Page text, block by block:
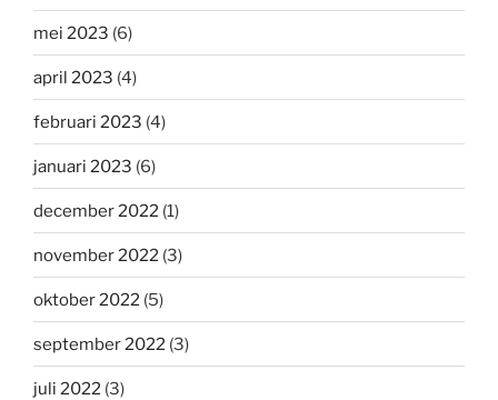
mei 2023 (6)
april 2023 (4)
februari 2023 (4)
januari 2023 (6)
december 2022 (1)
november 2022 (3)
oktober 2022 (5)
september 2022 (3)
juli 2022 (3)